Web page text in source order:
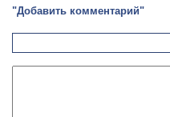
"Добавить комментарий"